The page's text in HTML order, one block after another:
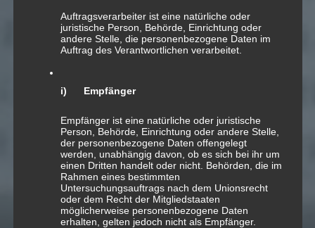
New York / Central
Park
Auftragsverarbeiter ist eine natürliche oder
juristische Person, Behörde, Einrichtung oder
andere Stelle, die personenbezogene Daten im
Auftrag des Verantwortlichen verarbeitet.
i) Empfänger
Empfänger ist eine natürliche oder juristische
Person, Behörde, Einrichtung oder andere Stelle,
der personenbezogene Daten offengelegt
werden, unabhängig davon, ob es sich bei ihr um
einen Dritten handelt oder nicht. Behörden, die im
Rahmen eines bestimmten
Untersuchungsauftrags nach dem Unionsrecht
oder dem Recht der Mitgliedstaaten
möglicherweise personenbezogene Daten
erhalten, gelten jedoch nicht als Empfänger.